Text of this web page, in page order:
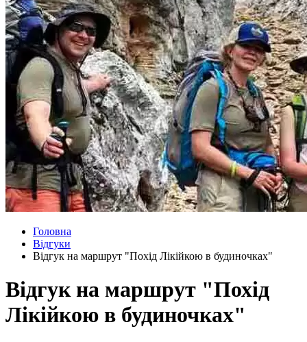
Головна
Відгуки
Відгук на маршрут "Похід Лікійкою в будиночках"
Відгук на маршрут "Похід
Лікійкою в будиночках"